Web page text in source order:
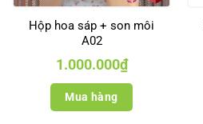
Hộp hoa sáp + son môi
A02
1.000.000₫
Mua hàng